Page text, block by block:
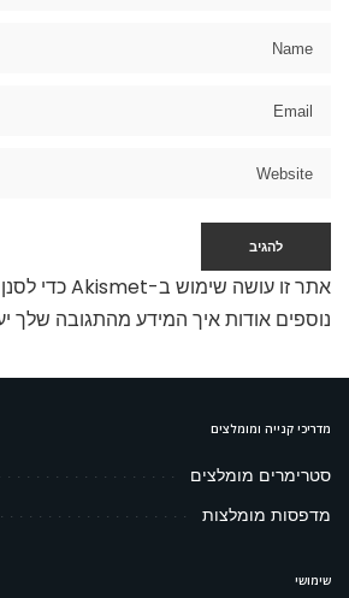
אתר זו עושה שימוש ב-Akismet כדי לסנן תגובות זבל.
נוספים אודות איך המידע מהתגובה שלך
מדריכי קנייה ומומלצים
סטרימרים מומלצים
מדפסות מומלצות
שימושי